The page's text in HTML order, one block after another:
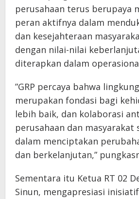
perusahaan terus berupaya
peran aktifnya dalam
dan kesejahteraan
dengan nilai-nilai
diterapkan dalam
”GRP percaya bahwa
merupakan fondasi bagi
lebih baik, dan kolaborasi
perusahaan dan
dalam menciptakan
dan berkelanjutan,”
Sementara itu Ketua RT 02
Sinun, mengapresiasi inisiatif